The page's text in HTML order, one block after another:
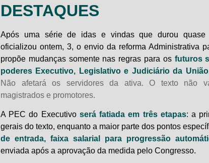
DESTAQUES
Após uma série de idas e vindas que durou quase
oficializou ontem, 3, o envio da reforma Administrativa
propõe mudanças somente nas regras para os futuros
poderes Executivo, Legislativo e Judiciário da
Não afetará os servidores da ativa. O texto não
magistrados e promotores.
A PEC do Executivo será fatiada em três etapas: a
gerais do texto, enquanto a maior parte dos pontos
de entrada, faixa salarial para progressão
enviada após a aprovação da medida pelo Congresso.